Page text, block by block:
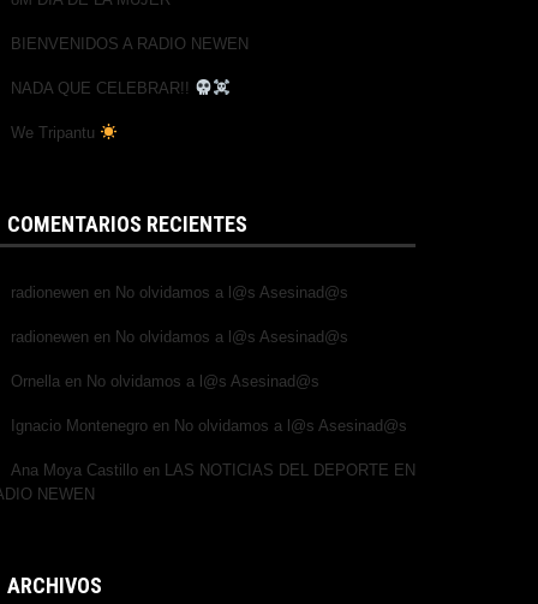
BIENVENIDOS A RADIO NEWEN
NADA QUE CELEBRAR!!
We Tripantu
COMENTARIOS RECIENTES
radionewen en No olvidamos a l@s Asesinad@s
radionewen en No olvidamos a l@s Asesinad@s
Ornella en No olvidamos a l@s Asesinad@s
Ignacio Montenegro en No olvidamos a l@s Asesinad@s
Ana Moya Castillo en LAS NOTICIAS DEL DEPORTE EN
NEWEN
ARCHIVOS